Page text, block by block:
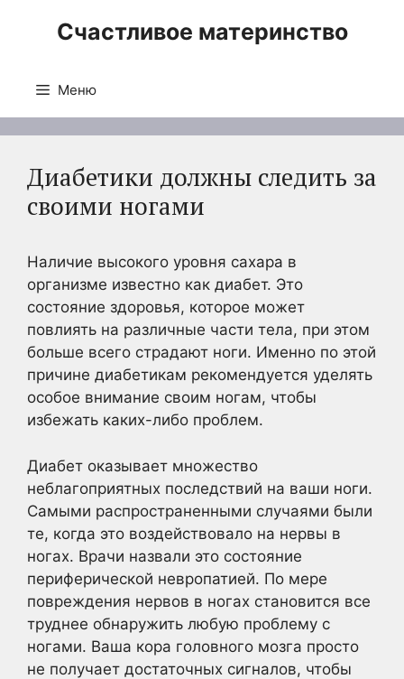
Счастливое материнство
Меню
Диабетики должны следить за
своими ногами
Наличие высокого уровня сахара в
организме известно как диабет. Это
состояние здоровья, которое может
повлиять на различные части тела, при этом
больше всего страдают ноги. Именно по этой
причине диабетикам рекомендуется уделять
особое внимание своим ногам, чтобы
избежать каких-либо проблем.
Диабет оказывает множество
неблагоприятных последствий на ваши ноги.
Самыми распространенными случаями были
те, когда это воздействовало на нервы в
ногах. Врачи назвали это состояние
периферической невропатией. По мере
повреждения нервов в ногах становится все
труднее обнаружить любую проблему с
ногами. Ваша кора головного мозга просто
не получает достаточных сигналов, чтобы